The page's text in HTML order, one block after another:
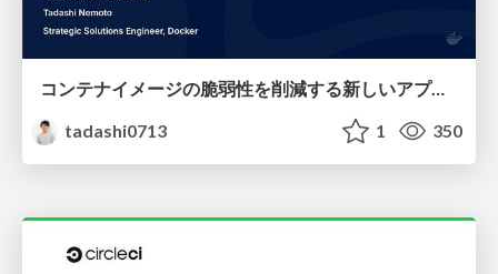
コンテナイメージの脆弱性を削減する新しいアプローチ：Hardened Container Images
tadashi0713
1 350